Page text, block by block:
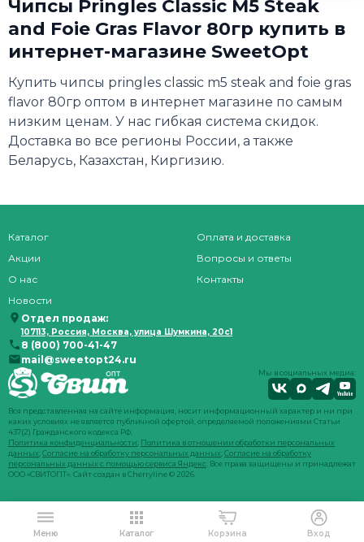
Чипсы Pringles Classic M5 Steak
and Foie Gras Flavor 80гр купить в
интернет-магазине SweetOpt
Купить чипсы pringles classic m5 steak and foie gras
flavor 80гр оптом в интернет магазине по самым
низким ценам. У нас гибкая система скидок.
Доставка во все регионы России, а также
Беларусь, Казахстан, Киргизию.
Каталог
Акции
О нас
Новости
Оплата и доставка
Вопросы и ответы
Контакты
Отдел продаж:
107113, Россия, Москва, улица Шумкина, 20с1
8 (800) 700-41-47
mail@sweetopt24.ru
Мы в социальных медиа:
Вся представленная на сайте информация, носит информационный характер и ни при
каких условиях не является публичной офертой, определяемой положениями Статьи
437(2) Гражданского кодекса РФ.
Политика конфиденциальности; Политика в отношении обработки персональных
данных; Согласие на обработку персональных данных; Согласие на обработку
персональных данных с помощью сервиса Яндекс . Все права защищены и принадлежат
ООО «СВИТОПТ». Сайт создан вCherryline© 2026.
Меню Каталог Корзина Вход